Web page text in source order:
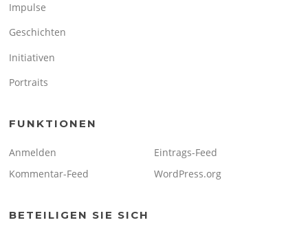
Impulse
Geschichten
Initiativen
Portraits
FUNKTIONEN
Anmelden
Eintrags-Feed
Kommentar-Feed
WordPress.org
BETEILIGEN SIE SICH